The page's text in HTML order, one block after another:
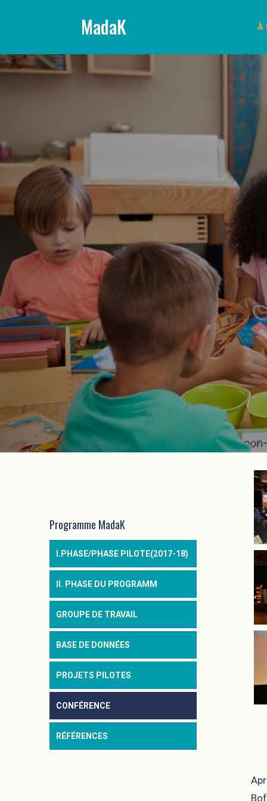
MadaK À
Programme MadaK
I.PHASE/PHASE PILOTE(2017-18)
II. PHASE DU PROGRAMM
GROUPE DE TRAVAIL
BASE DE DONNÉES
PROJETS PILOTES
CONFÉRENCE
RÉFÉRENCES